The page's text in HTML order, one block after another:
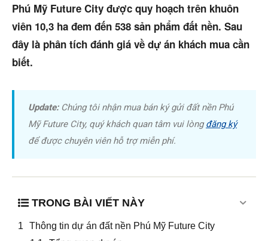
Mua bán
Cho thuê
Liên hệ
5/5(19 Reviews)
Phú Mỹ Future City được quy hoạch trên khuôn
viên 10,3 ha đem đến 538 sản phẩm đất nền. Sau
đây là phân tích đánh giá về dự án khách mua cần
biết.
Update:Chúng tôi nhận mua bán ký gửi đất nền Phú
Mỹ Future City, quý khách quan tâm vui lòngđăng ký
để được chuyên viên hỗ trợ miễn phí.
TRONG BÀI VIẾT NÀY
Thông tin dự án đất nền Phú Mỹ Future City